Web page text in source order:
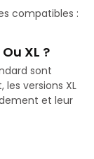
compatibles :
XL ?
sont
versions XL
et leur